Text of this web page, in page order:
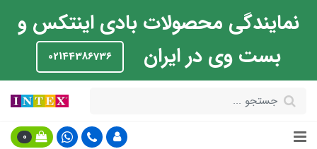
نمایندگی محصولات بادی اینتکس و
بست وی در ایران
02144386736
0